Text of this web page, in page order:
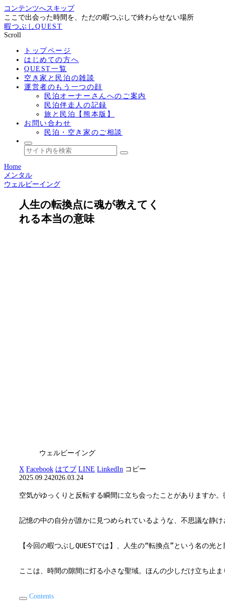
コンテンツへスキップ
ここで出会った時間を、ただの暇つぶしで終わらせない場所
暇つぶしQUEST
Scroll
トップページ
はじめての方へ
QUEST一覧
空き家と民泊の雑談
運営者のもう一つの顔
民泊オーナーさんへのご案内
民泊伴走人の記録
旅と民泊【熊本版】
お問い合わせ
民泊・空き家のご相談
Home
メンタル
ウェルビーイング
人生の転換点に魂が教えてく
れる本当の意味
ウェルビーイング
X Facebook はてブ LINE LinkedIn コピー
2025.09.242026.03.24
空気がゆっくりと反転する瞬間に立ち会ったことがありますか
記憶の中の自分が誰かに見つめられているような、不思議な静
【今回の暇つぶしQUESTでは】、人生の“転換点”という名の
ここは、時間の隙間に灯る小さな聖域。ほんの少しだけ立ち
Contents